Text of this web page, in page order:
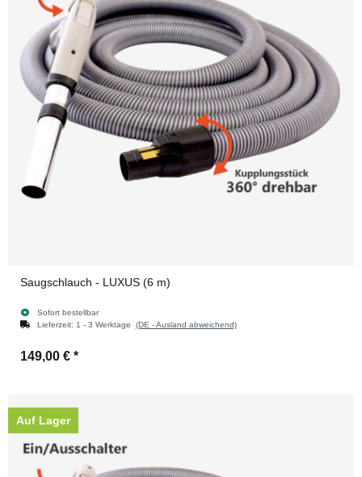
Saugschlauch - LUXUS (6 m)
Sofort bestellbar
Lieferzeit: 1 - 3 Werktage (DE - Ausland abweichend)
149,00 € *
Auf Lager